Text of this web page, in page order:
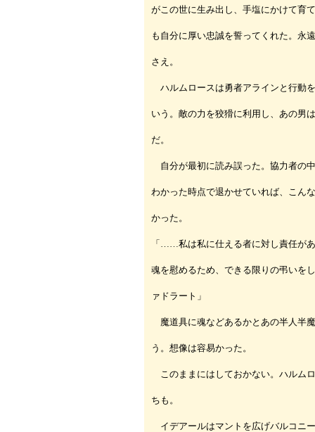
がこの世に生み出し、手塩にかけて育
も自分に厚い忠誠を誓ってくれた。永
さえ。
ハルムロースは勇者アラインと行動
いう。敵の力を狡猾に利用し、あの男
だ。
自分が最初に読み誤った。協力者の
わかった時点で退かせていれば、こん
かった。
「……私は私に仕える者に対し責任が
魂を慰めるため、できる限りの弔いを
ァドラート」
魔道具に魂などあるかとあの半人半
う。想像は容易かった。
このままにはしておかない。ハルム
ちも。
イデアールはマントを広げバルコニ